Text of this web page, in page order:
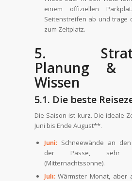
einem offiziellen
Seitenstreifen ab und trage
zum Zeltplatz.
5.
Planung &
Wissen
5.1. Die beste
Die Saison ist kurz. Die ideale
Juni bis Ende August**.
Juni:Schneewände an den
der Pässe, sehr
(Mitternachtssonne).
Juli:Wärmster Monat, aber